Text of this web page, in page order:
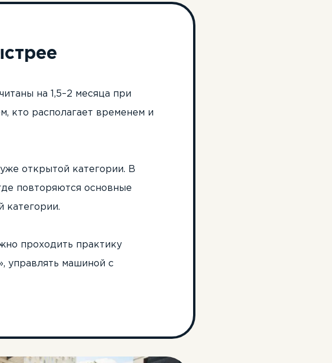
на 1,5–2 месяца при
кто располагает временем и
открытой категории. В
повторяются основные
категории.
проходить практику
управлять машиной с